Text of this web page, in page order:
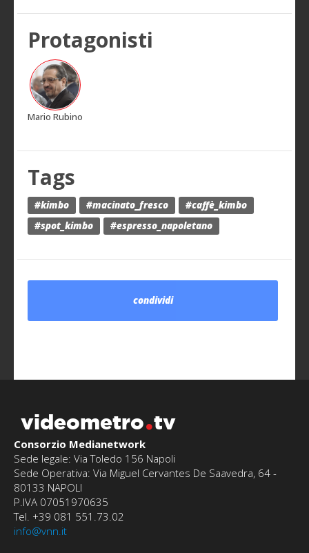
Protagonisti
Mario Rubino
Tags
#kimbo #macinato_fresco
#caffè_kimbo
#spot_kimbo
#espresso_napoletano
condividi
videometro tv
Consorzio Medianetwork
Sede legale: Via Toledo 156 Napoli
Sede Operativa: Via Miguel Cervantes De Saavedra, 64 -
80133 NAPOLI
P.IVA 07051970635
Tel. +39 081 551.73.02
info@vnn.it